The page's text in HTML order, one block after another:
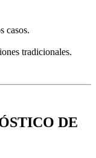
casos.
tradicionales.
DE